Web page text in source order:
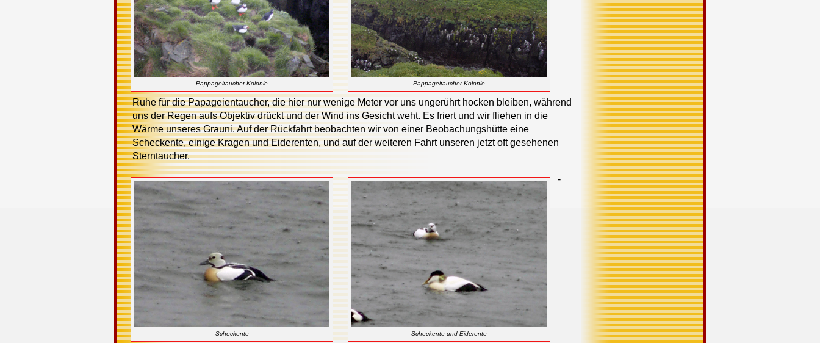
Pappageitaucher Kolonie Pappageitaucher Kolonie
Ruhe für die Papageientaucher, die hier nur wenige Meter vor uns ungerührt hocken bleiben, während
uns der Regen aufs Objektiv drückt und der Wind ins Gesicht weht. Es friert und wir fliehen in die
Wärme unseres Grauni. Auf der Rückfahrt beobachten wir von einer Beobachungshütte eine
Scheckente, einige Kragen und Eiderenten, und auf der weiteren Fahrt unseren jetzt oft gesehenen
Sterntaucher.
Scheckente Scheckente und Eiderente
-